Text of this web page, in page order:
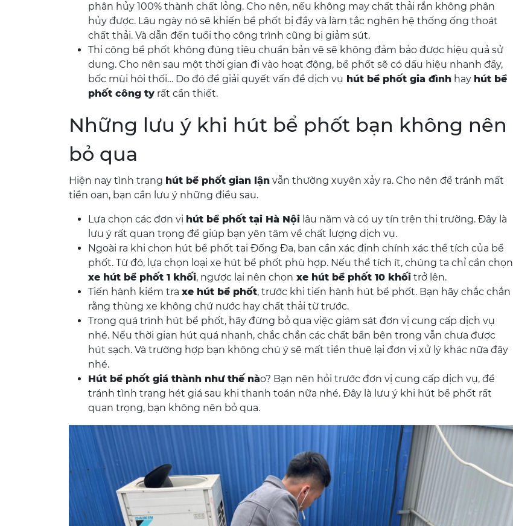
phân hủy 100% thành chất lỏng. Cho nên, nếu không may chất thải rắn không phân
hủy được. Lâu ngày nó sẽ khiến bể phốt bị đầy và làm tắc nghẽn hệ thống ống thoát
chất thải. Và dẫn đến tuổi thọ công trình cũng bị giảm sút.
Thi công bể phốt không đúng tiêu chuẩn bản vẽ sẽ không đảm bảo được hiệu quả sử
dung. Cho nên sau một thời gian đi vào hoạt động, bể phốt sẽ có dấu hiệu nhanh đầy,
bốc mùi hôi thối… Do đó để giải quyết vấn đề dịch vụ hút bể phốt gia đình hay hút bể
phốt công ty rất cần thiết.
Những lưu ý khi hút bể phốt bạn không nên
bỏ qua
Hiện nay tình trạng hút bể phốt gian lận vẫn thường xuyên xảy ra. Cho nên để tránh mất
tiền oan, bạn cần lưu ý những điều sau.
Lựa chọn các đơn vị hút bể phốt tại Hà Nội lâu năm và có uy tín trên thị trường. Đây là
lưu ý rất quan trọng để giúp bạn yên tâm về chất lượng dịch vụ.
Ngoài ra khi chọn hút bể phốt tại Đống Đa, bạn cần xác định chính xác thể tích của bể
phốt. Từ đó, lựa chọn loại xe hút bể phốt phù hợp. Nếu thể tích ít, chúng ta chỉ cần chọn
xe hút bể phốt 1 khối, ngược lại nên chọn xe hút bể phốt 10 khối trở lên.
Tiến hành kiểm tra xe hút bể phốt, trước khi tiến hành hút bể phốt. Bạn hãy chắc chắn
rằng thùng xe không chứ nước hay chất thải từ trước.
Trong quá trình hút bể phốt, hãy đừng bỏ qua việc giám sát đơn vị cung cấp dịch vụ
nhé. Nếu thời gian hút quá nhanh, chắc chắn các chất bẩn bên trong vẫn chưa được
hút sạch. Và trường hợp bạn không chú ý sẽ mất tiền thuê lại đơn vị xử lý khác nữa đây
nhé.
Hút bể phốt giá thành như thế nào? Bạn nên hỏi trước đơn vị cung cấp dịch vụ, để
tránh tình trạng hét giá sau khi thanh toán nữa nhé. Đây là lưu ý khi hút bể phốt rất
quan trọng, bạn không nên bỏ qua.